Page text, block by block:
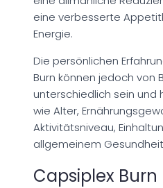
eine verbesserte
Energie.
Die persönlichen
Burn können jedoch von
unterschiedlich sein und
wie Alter,
Aktivitätsniveau,
allgemeinem
Capsiplex